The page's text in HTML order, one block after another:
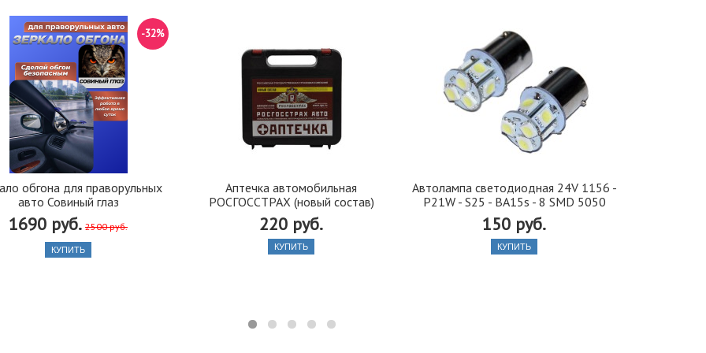
обгона для праворульных
авто Совиный глаз
1690 руб. 2500 руб.
-32%
КУПИТЬ
Аптечка автомобильная
РОСГОССТРАХ (новый состав)
220 руб.
КУПИТЬ
Автолампа cветодиодная 24V 1156 -
P21W - S25 - BA15s - 8 SMD 5050
150 руб.
КУПИТЬ